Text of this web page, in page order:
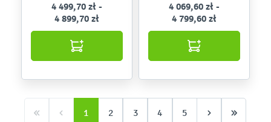
4 499,70 zł -
4 899,70 zł
4 069,60 zł -
4 799,60 zł
1 2 3 4 5